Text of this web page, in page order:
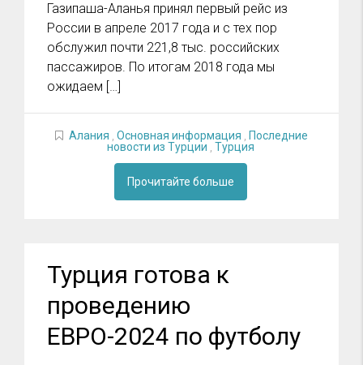
Газипаша-Аланья принял первый рейс из
России в апреле 2017 года и с тех пор
обслужил почти 221,8 тыс. российских
пассажиров. По итогам 2018 года мы
ожидаем […]
Алания Основная информация
Последние
новости из Турции
Турция
Прочитайте больше
Турция готова к
проведению
ЕВРО-2024 по футболу